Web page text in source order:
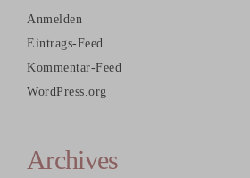
Anmelden
Eintrags-Feed
Kommentar-Feed
WordPress.org
Archives